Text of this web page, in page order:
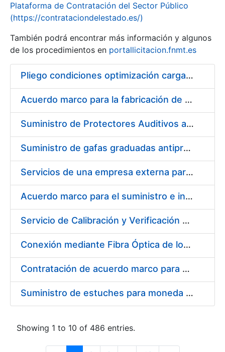
Show/Hide
Plataforma de Contratación del Sector Público
(https://contrataciondelestado.es/)
También podrá encontrar más información y algunos
de los procedimientos en portallicitacion.fnmt.es
Pliego condiciones optimización cargas compras firmado
Acuerdo marco para la fabricación de piezas
Suministro de Protectores Auditivos a medida para las personas trabajadoras de los Centros de Trabajo de Madrid y Burgos
Suministro de gafas graduadas antiproyecciones para los trabajadores de la FNMT-RCM en los centros de trabajo de Madrid y Burgos
Servicios de una empresa externa para el asesoramiento y resolución de los recursos de alzada que se presentan relacionados con procesos de selección para la FNMT-RCM
Acuerdo marco para el suministro e instalación de persianas, estores y otros complementos
Servicio de Calibración y Verificación Externa de los Equipos de Medición del Servicio de Prevención de la FNMT-RCM
Conexión mediante Fibra Óptica de los Centros de Proceso de Datos (CPDs) de las sedes de la FNMT-RCM de Burgos y Madrid
Contratación de acuerdo marco para el Suministro de Material de Electricidad para la Fábrica Nacional de Moneda y Timbre-Real Casa de la Moneda en su centro de trabajo de Burgos
Suministro de estuches para moneda de 30 €
Showing 1 to 10 of 486 entries.